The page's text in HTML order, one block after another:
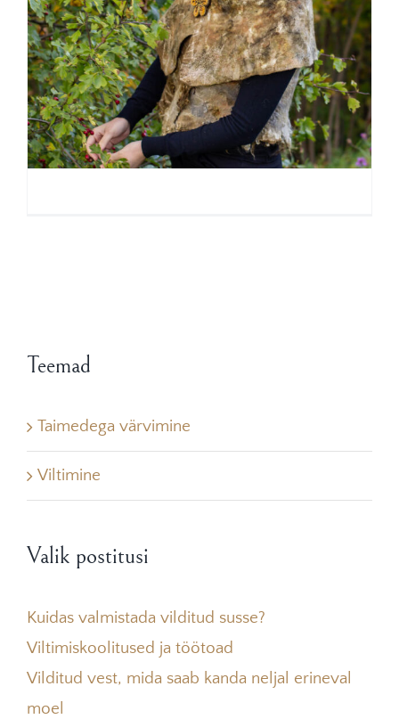
Teemad
Taimedega värvimine
Viltimine
Valik postitusi
Kuidas valmistada vilditud susse?
Viltimiskoolitused ja töötoad
Vilditud vest, mida saab kanda neljal erineval
moel